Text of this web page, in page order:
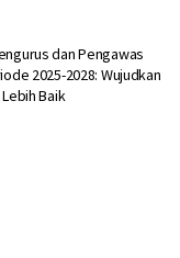
dan Pengawas
2025-2028: Wujudkan
Baik